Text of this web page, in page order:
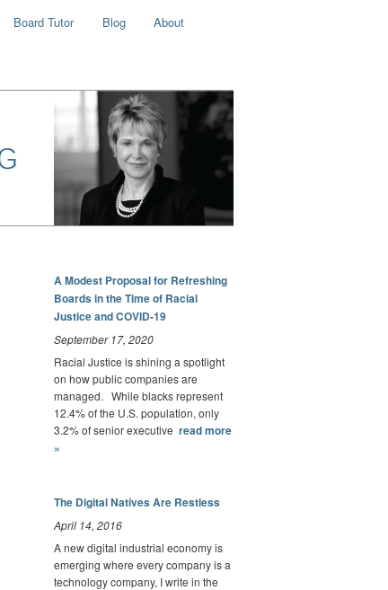
Board Tutor Blog About
A Modest Proposal for Refreshing
Boards in the Time of Racial
Justice and COVID-19
September 17, 2020
Racial Justice is shining a spotlight
on how public companies are
managed. While blacks represent
12.4% of the U.S. population, only
3.2% of senior executive read more
»
The Digital Natives Are Restless
April 14, 2016
A new digital industrial economy is
emerging where every company is a
technology company, I write in the